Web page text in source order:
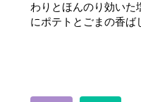
わりとほんのり効いた
にポテトとごまの香ば